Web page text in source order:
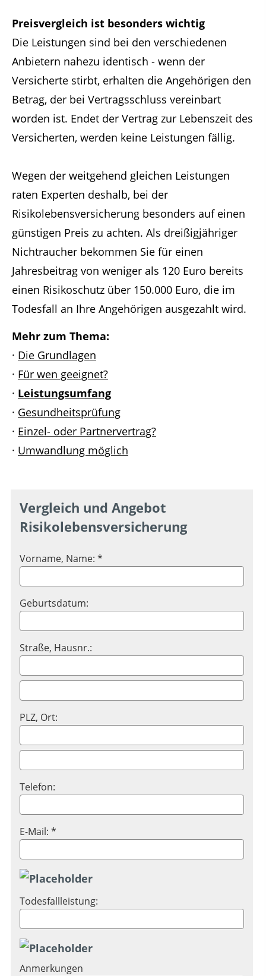
Preisvergleich ist besonders wichtig
Die Leistungen sind bei den verschiedenen
Anbietern nahezu identisch - wenn der
Versicherte stirbt, erhalten die Angehörigen den
Betrag, der bei Vertragsschluss vereinbart
worden ist. Endet der Vertrag zur Lebenszeit des
Versicherten, werden keine Leistungen fällig.
Wegen der weitgehend gleichen Leistungen
raten Experten deshalb, bei der
Risikolebensversicherung besonders auf einen
günstigen Preis zu achten. Als dreißigjähriger
Nichtraucher bekommen Sie für einen
Jahresbeitrag von weniger als 120 Euro bereits
einen Risikoschutz über 150.000 Euro, die im
Todesfall an Ihre Angehörigen ausgezahlt wird.
Mehr zum Thema:
· Die Grundlagen
· Für wen geeignet?
· Leistungsumfang
· Gesundheitsprüfung
· Einzel- oder Partnervertrag?
· Umwandlung möglich
Vergleich und Angebot
Risikolebensversicherung
Vorname, Name: *
Geburtsdatum:
Straße, Hausnr.:
PLZ, Ort:
Telefon:
E-Mail: *
Todesfallleistung:
Anmerkungen